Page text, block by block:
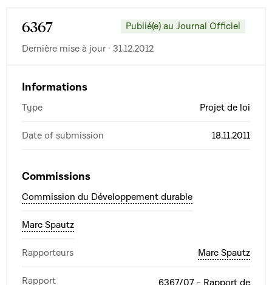
6367
Publié(e) au Journal Officiel
Dernière mise à jour · 31.12.2012
Informations
Type Projet de loi
Date of submission 18.11.2011
Commissions
Commission du Développement durable
Marc Spautz
Rapporteurs Marc Spautz
Rapport
6367/07 - Rapport de